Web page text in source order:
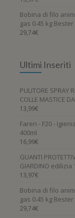
Bobina di filo
gas 0.45 kg
29,74€
Ultimi Inseriti
PULITORE SPRAY
COLLE MASTICE
13,99€
Faren - F20 -
400ml
16,99€
GUANTI
GIARDINO edilizia
13,97€
Bobina di filo
gas 0.45 kg
29,74€